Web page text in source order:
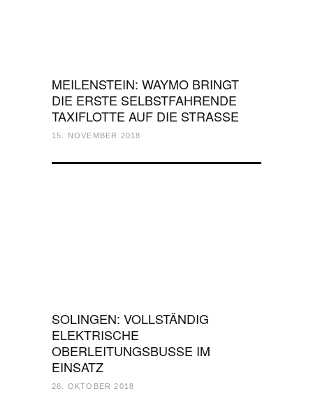
MEILENSTEIN: WAYMO BRINGT
DIE ERSTE SELBSTFAHRENDE
TAXIFLOTTE AUF DIE STRASSE
15. NOVEMBER 2018
SOLINGEN: VOLLSTÄNDIG
ELEKTRISCHE
OBERLEITUNGSBUSSE IM
EINSATZ
26. OKTOBER 2018